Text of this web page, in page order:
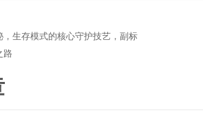
生存模式的核心守护技艺，副标
路